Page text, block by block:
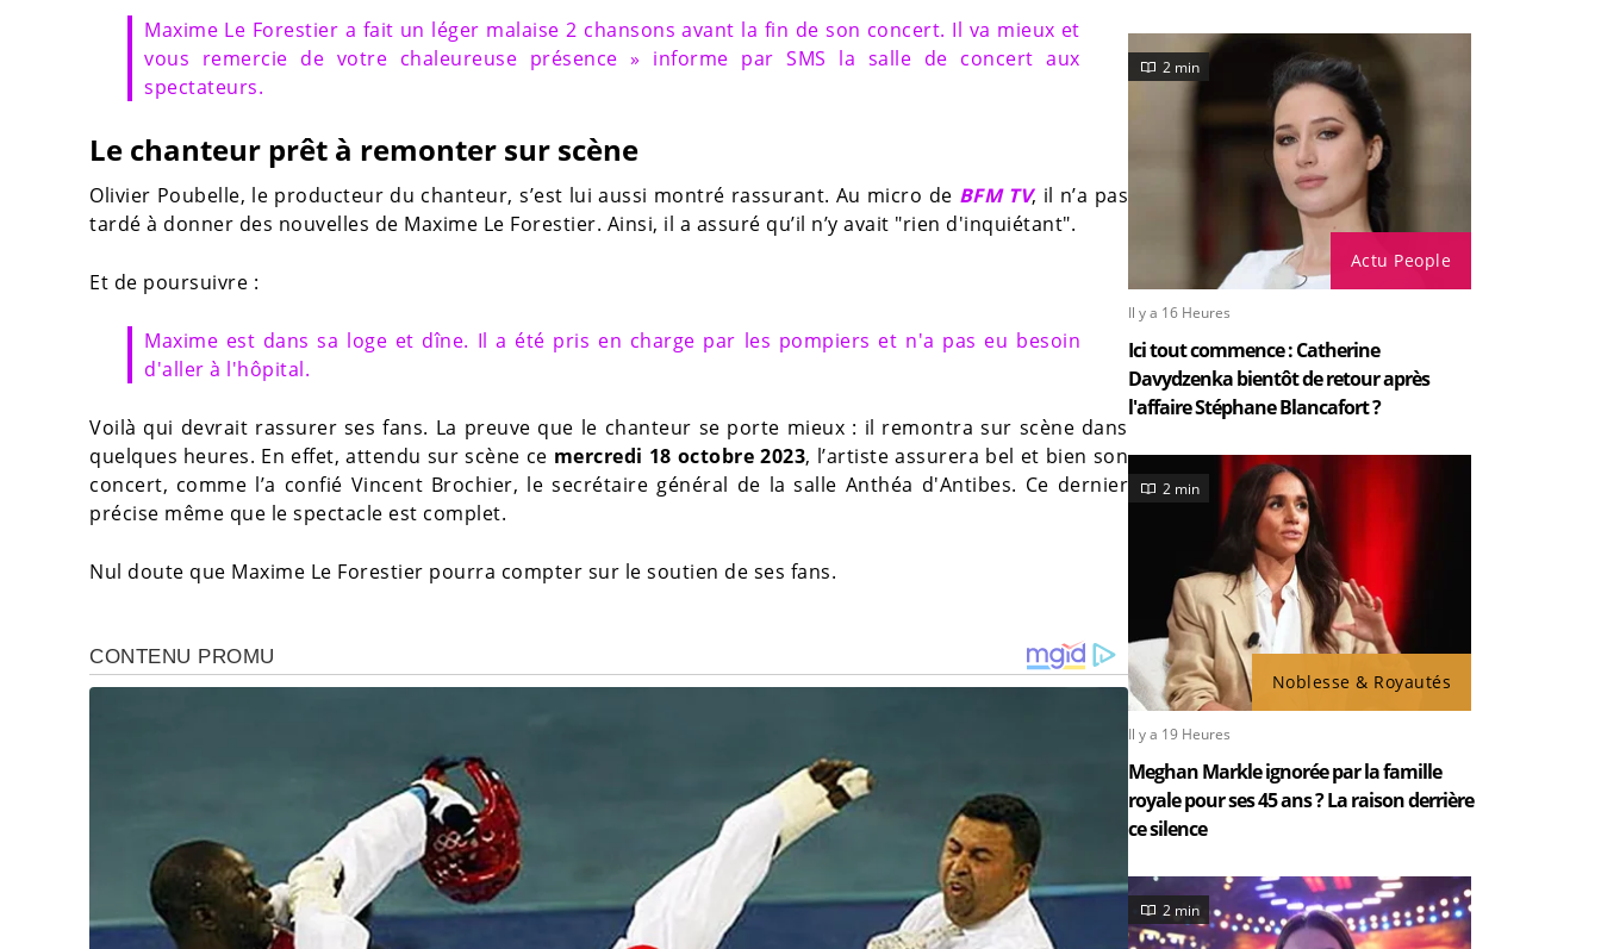
Maxime Le Forestier a fait un léger malaise 2 chansons avant la fin de son concert. Il va mieux et
vous remercie de votre chaleureuse présence » informe par SMS la salle de concert aux
spectateurs.
Le chanteur prêt à remonter sur scène
Olivier Poubelle, le producteur du chanteur, s’est lui aussi montré rassurant. Au micro de BFM TV, il n’a pas
tardé à donner des nouvelles de Maxime Le Forestier. Ainsi, il a assuré qu’il n’y avait "rien d'inquiétant".
Et de poursuivre :
Maxime est dans sa loge et dîne. Il a été pris en charge par les pompiers et n'a pas eu besoin
d'aller à l'hôpital.
Voilà qui devrait rassurer ses fans. La preuve que le chanteur se porte mieux : il remontra sur scène dans
quelques heures. En effet, attendu sur scène ce mercredi 18 octobre 2023, l’artiste assurera bel et bien son
concert, comme l’a confié Vincent Brochier, le secrétaire général de la salle Anthéa d'Antibes. Ce dernier
précise même que le spectacle est complet.
Nul doute que Maxime Le Forestier pourra compter sur le soutien de ses fans.
Actu People
2 min
Il y a 16 Heures
Ici tout commence : Catherine
Davydzenka bientôt de retour après
l'affaire Stéphane Blancafort ?
Noblesse & Royautés
2 min
Il y a 19 Heures
Meghan Markle ignorée par la famille
royale pour ses 45 ans ? La raison derrière
ce silence
2 min